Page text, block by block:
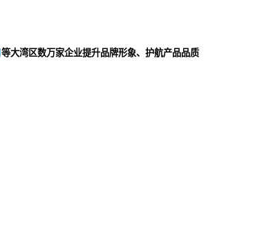
等大湾区数万家企业提升品牌形象、护航产品品质